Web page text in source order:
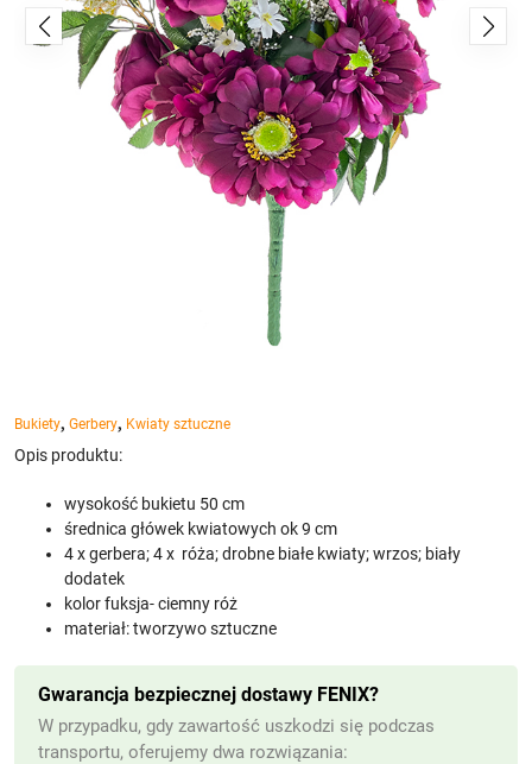
Bukiety, Gerbery, Kwiaty sztuczne
Opis produktu:
wysokość bukietu 50 cm
średnica główek kwiatowych ok 9 cm
4 x gerbera; 4 x róża; drobne białe kwiaty; wrzos; biały
dodatek
kolor fuksja- ciemny róż
materiał: tworzywo sztuczne
Gwarancja bezpiecznej dostawy FENIX?
W przypadku, gdy zawartość uszkodzi się podczas
transportu, oferujemy dwa rozwiązania: